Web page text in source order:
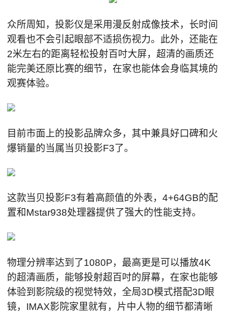
众所周知，投影仪是采用漫反射成像技术，长时间
观看也不会引起眼部不适损伤视力。此外，还能在
2米左右的距离轻松投射百吋大屏，超清的画质还
能完美还原比赛的细节，在家也能体会身临其境的
观赛体验。
目前市面上的投影品牌众多，其中兼具好口碑和火
爆销量的当属当贝投影F3了。
这款当贝投影F3有着高颜值的外表，4+64GB的配
置和Mstar938处理器提供了强大的性能支持。
物理分辨率达到了1080P，最高更是可以播放4K
的超清画质，能够投射超百吋的屏幕，在家也能够
体验到影院级的视觉特效，全局3D模式搭配3D眼
镜，IMAX影院家里就有，片中人物的细节都清晰